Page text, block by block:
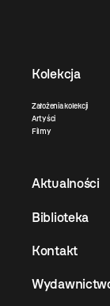
Kolekcja
Założenia kolekcji
Artyści
Filmy
Aktualności
Biblioteka
Kontakt